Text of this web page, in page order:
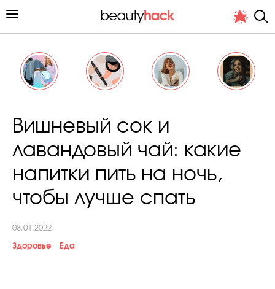
Хит недели от стилиста
Вишневый сок и
лавандовый чай: какие
напитки пить на ночь,
чтобы лучше спать
08.01.2022
Здоровье Еда